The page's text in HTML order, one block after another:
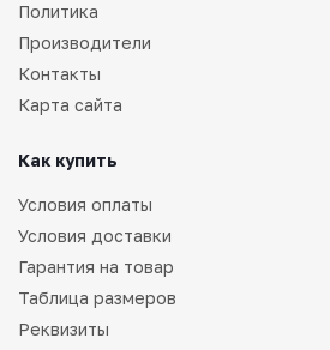
Политика
Производители
Контакты
Карта сайта
Как купить
Условия оплаты
Условия доставки
Гарантия на товар
Таблица размеров
Реквизиты